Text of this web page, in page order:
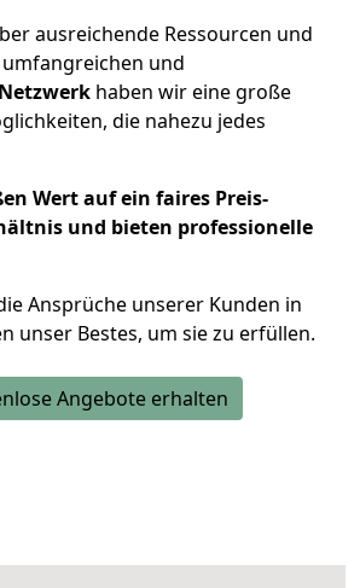
ausreichende Ressourcen und
und
haben wir eine große
die nahezu jedes
Wert auf ein faires Preis-
und bieten professionelle
Ansprüche unserer Kunden in
unser Bestes, um sie zu erfüllen.
Angebote erhalten